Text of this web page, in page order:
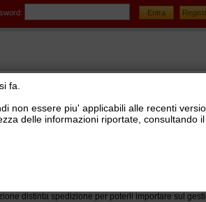
e matricole, picking, corrieri e tracking >Distinte di
distinta spedizione per poterli importare sul
fa.
non essere piu' applicabili alle recenti
delle informazioni riportate, consultando